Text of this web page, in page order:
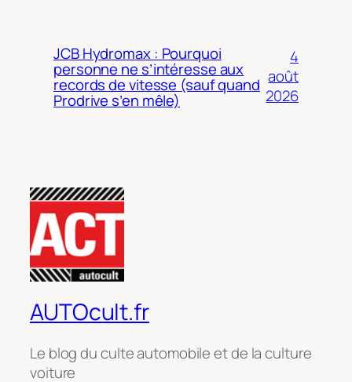
JCB Hydromax : Pourquoi
personne ne s’intéresse aux
records de vitesse (sauf quand
Prodrive s’en mêle)
4
août
2026
AUTOcult.fr
Le blog du culte automobile et de la culture
voiture